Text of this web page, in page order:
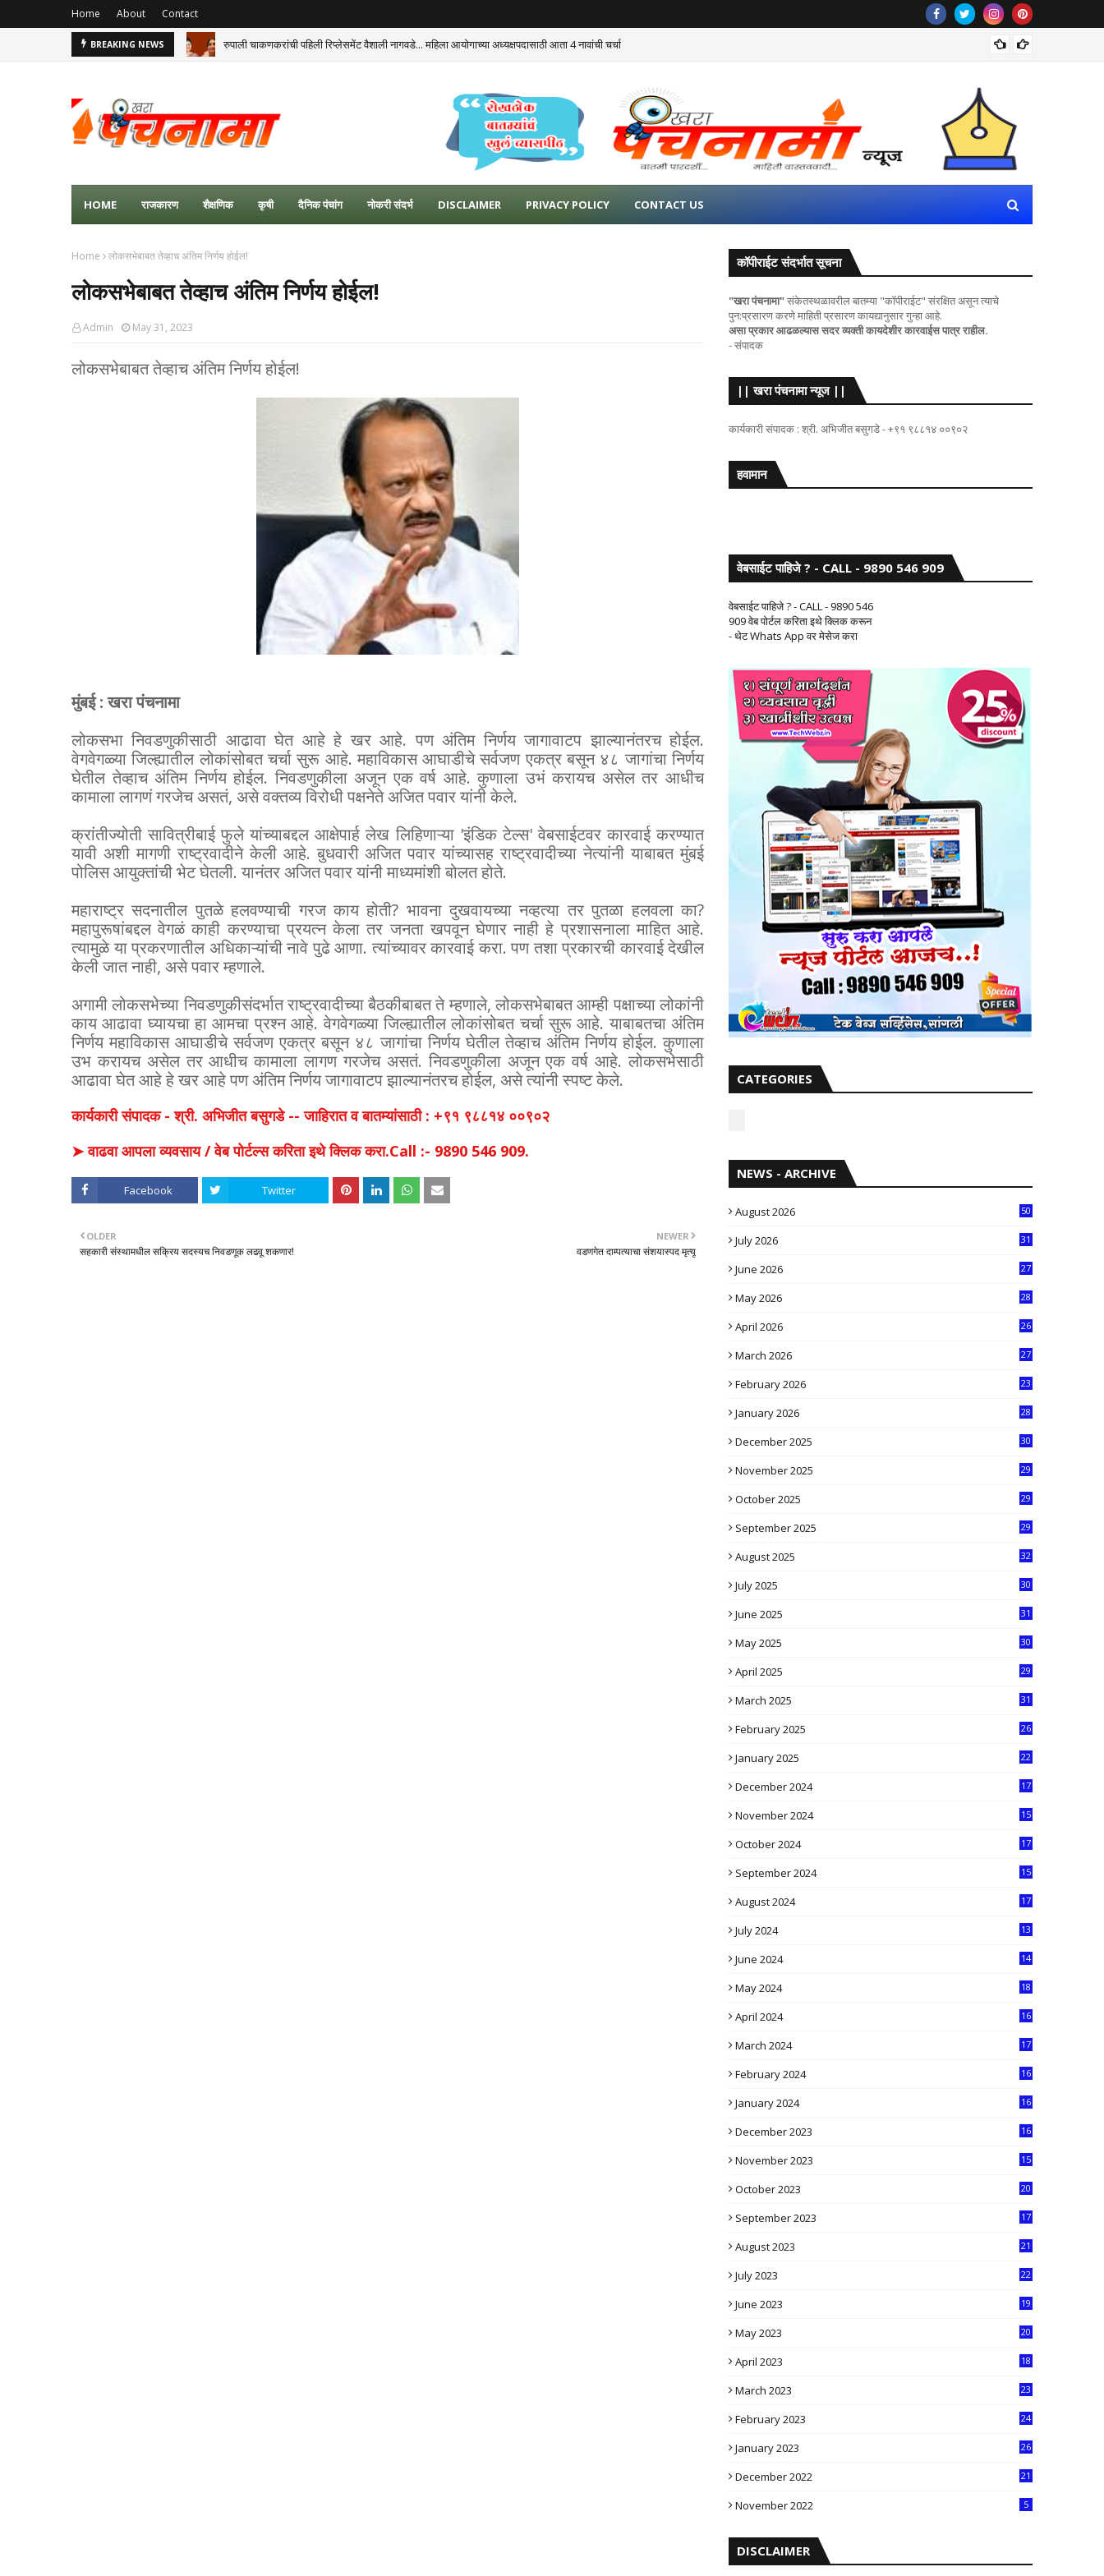
Home About Contact
BREAKING NEWS
रुपाली चाकणकरांची पहिली रिप्लेसमेंट वैशाली नागवडे... महिला आयोगाच्या अध्यक्षपदासाठी आता 4 नावांची चर्चा
HOME राजकारण शैक्षणिक कृषी दैनिक पंचांग नोकरी संदर्भ DISCLAIMER PRIVACY POLICY CONTACT US
Home लोकसभेबाबत तेव्हाच अंतिम निर्णय होईल!
लोकसभेबाबत तेव्हाच अंतिम निर्णय होईल!
Admin May 31, 2023
लोकसभेबाबत तेव्हाच अंतिम निर्णय होईल!
मुंबई : खरा पंचनामा
लोकसभा निवडणुकीसाठी आढावा घेत आहे हे खर आहे. पण अंतिम निर्णय जागावाटप झाल्यानंतरच होईल.
वेगवेगळ्या जिल्ह्यातील लोकांसोबत चर्चा सुरू आहे. महाविकास आघाडीचे सर्वजण एकत्र बसून ४८ जागांचा निर्णय
घेतील तेव्हाच अंतिम निर्णय होईल. निवडणुकीला अजून एक वर्ष आहे. कुणाला उभं करायच असेल तर आधीच
कामाला लागणं गरजेच असतं, असे वक्तव्य विरोधी पक्षनेते अजित पवार यांनी केले.
क्रांतीज्योती सावित्रीबाई फुले यांच्याबद्दल आक्षेपार्ह लेख लिहिणाऱ्या 'इंडिक टेल्स' वेबसाईटवर कारवाई करण्यात
यावी अशी मागणी राष्ट्रवादीने केली आहे. बुधवारी अजित पवार यांच्यासह राष्ट्रवादीच्या नेत्यांनी याबाबत मुंबई
पोलिस आयुक्तांची भेट घेतली. यानंतर अजित पवार यांनी माध्यमांशी बोलत होते.
महाराष्ट्र सदनातील पुतळे हलवण्याची गरज काय होती? भावना दुखवायच्या नव्हत्या तर पुतळा हलवला का?
महापुरूषांबद्दल वेगळं काही करण्याचा प्रयत्न केला तर जनता खपवून घेणार नाही हे प्रशासनाला माहित आहे.
त्यामुळे या प्रकरणातील अधिकाऱ्यांची नावे पुढे आणा. त्यांच्यावर कारवाई करा. पण तशा प्रकारची कारवाई देखील
केली जात नाही, असे पवार म्हणाले.
अगामी लोकसभेच्या निवडणुकीसंदर्भात राष्ट्रवादीच्या बैठकीबाबत ते म्हणाले, लोकसभेबाबत आम्ही पक्षाच्या लोकांनी
काय आढावा घ्यायचा हा आमचा प्रश्न आहे. वेगवेगळ्या जिल्ह्यातील लोकांसोबत चर्चा सुरू आहे. याबाबतचा अंतिम
निर्णय महाविकास आघाडीचे सर्वजण एकत्र बसून ४८ जागांचा निर्णय घेतील तेव्हाच अंतिम निर्णय होईल. कुणाला
उभ करायच असेल तर आधीच कामाला लागण गरजेच असतं. निवडणुकीला अजून एक वर्ष आहे. लोकसभेसाठी
आढावा घेत आहे हे खर आहे पण अंतिम निर्णय जागावाटप झाल्यानंतरच होईल, असे त्यांनी स्पष्ट केले.
कार्यकारी संपादक - श्री. अभिजीत बसुगडे -- जाहिरात व बातम्यांसाठी : +९१ ९८८१४ ००९०२
➤ वाढवा आपला व्यवसाय / वेब पोर्टल्स करिता इथे क्लिक करा.Call :- 9890 546 909.
Facebook Twitter
NEWER
वडणगेत दाम्पत्याचा संशयास्पद मृत्यू
OLDER
सहकारी संस्थामधील सक्रिय सदस्यच निवडणूक लढवू शकणार!
कॉपीराईट संदर्भात सूचना
"खरा पंचनामा"संकेतस्थळावरील बातम्या "कॉपीराईट" संरक्षित असून त्याचे
पुन:प्रसारण करणे माहिती प्रसारण कायद्यानुसार गुन्हा आहे.
असा प्रकार आढळल्यास सदर व्यक्ती कायदेशीर कारवाईस पात्र राहील.
- संपादक
|| खरा पंचनामा न्यूज ||
कार्यकारी संपादक : श्री. अभिजीत बसुगडे - +९१ ९८८१४ ००९०२
हवामान
वेबसाईट पाहिजे ? - CALL - 9890 546 909
वेबसाईट पाहिजे ? - CALL - 9890 546
909 वेब पोर्टल करिता इथे क्लिक करून
- थेट Whats App वर मेसेज करा
CATEGORIES
NEWS - ARCHIVE
August 2026 50
July 2026
31
June 2026
27
May 2026
28
April 2026
26
March 2026
27
February 2026
23
January 2026
28
December 2025
30
November 2025
29
October 2025
29
September 2025
29
August 2025
32
July 2025
30
June 2025
31
May 2025
30
April 2025
29
March 2025
31
February 2025
26
January 2025
22
December 2024
17
November 2024
15
October 2024
17
September 2024
15
August 2024
17
July 2024
13
June 2024
14
May 2024
18
April 2024
16
March 2024
17
February 2024
16
January 2024
16
December 2023
16
November 2023
15
October 2023
20
September 2023
17
August 2023
21
July 2023
22
June 2023
19
May 2023
20
April 2023
18
March 2023
23
February 2023
24
January 2023
26
December 2022
21
November 2022 5
DISCLAIMER